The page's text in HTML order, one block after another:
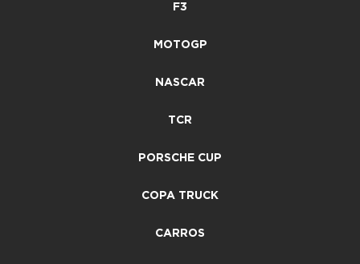
F3
MOTOGP
NASCAR
TCR
PORSCHE CUP
COPA TRUCK
CARROS